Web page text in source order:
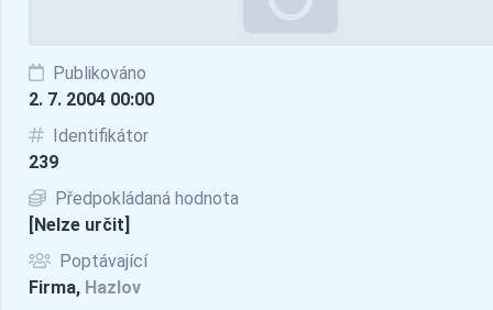
Publikováno
2. 7. 2004 00:00
Identifikátor
239
Předpokládaná hodnota
[Nelze určit]
Poptávající
Firma, Hazlov